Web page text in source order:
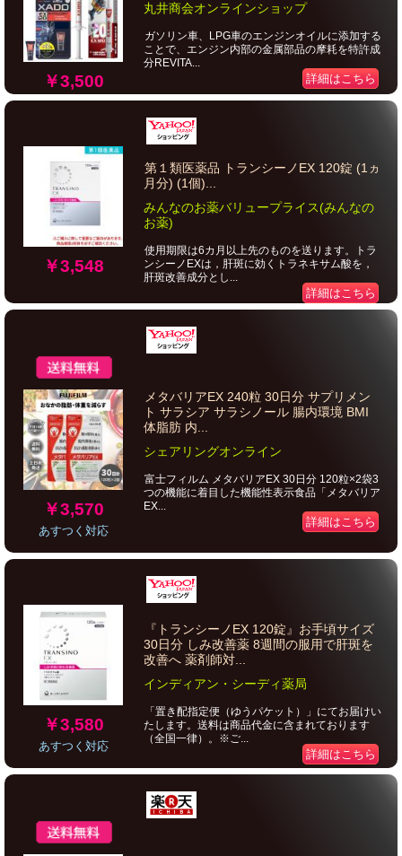
￥3,500
丸井商会オンラインショップ
ガソリン車、LPG車のエンジンオイルに添加する
ことで、エンジン内部の金属部品の摩耗を特許成
分REVITA...
詳細はこちら
￥3,548
第１類医薬品 トランシーノEX 120錠 (1ヵ
月分) (1個)...
みんなのお薬バリュープライス(みんなの
お薬)
使用期限は6カ月以上先のものを送ります。トラ
ンシーノEXは，肝斑に効くトラネキサム酸を，
肝斑改善成分とし...
詳細はこちら
￥3,570
あすつく対応
メタバリアEX 240粒 30日分 サプリメン
ト サラシア サラシノール 腸内環境 BMI
体脂肪 内...
シェアリングオンライン
富士フィルム メタバリアEX 30日分 120粒×2袋3
つの機能に着目した機能性表示食品「メタバリア
EX...
詳細はこちら
￥3,580
あすつく対応
『トランシーノEX 120錠』お手頃サイズ
30日分 しみ改善薬 8週間の服用で肝斑を
改善へ 薬剤師対...
インディアン・シーディ薬局
「置き配指定便（ゆうパケット）」にてお届けい
たします。送料は商品代金に含まれております
（全国一律）。※ご...
詳細はこちら